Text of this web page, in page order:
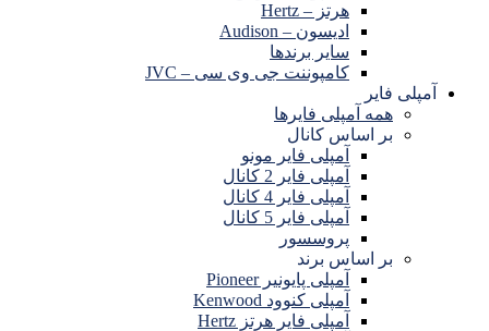
هرتز – Hertz
ادیسون – Audison
سایر برندها
کامپوننت جی وی سی – JVC
آمپلی فایر
همه آمپلی فایرها
بر اساس کانال
آمپلی فایر مونو
آمپلی فایر 2 کانال
آمپلی فایر 4 کانال
آمپلی فایر 5 کانال
پروسسور
بر اساس برند
آمپلی پایونیر Pioneer
آمپلی کنوود Kenwood
آمپلی فایر هرتز Hertz